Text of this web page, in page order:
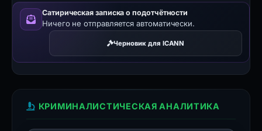
Сатирическая записка о подотчётности
Ничего не отправляется автоматически.
Черновик для ICANN
КРИМИНАЛИСТИЧЕСКАЯ АНАЛИТИКА